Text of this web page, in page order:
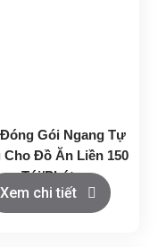
Gói Ngang Tự
Đồ Ăn Liền 150
Túi/Phút
Xem chi tiết